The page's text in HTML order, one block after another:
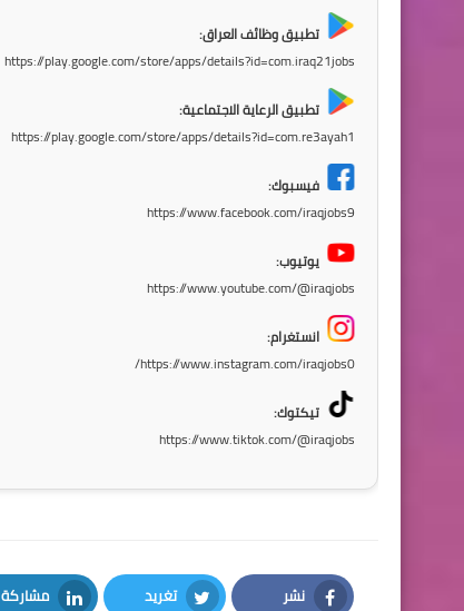
تطبيق وظائف العراق:
https://play.google.com/store/apps/details?id=com.iraq21jobs
تطبيق الرعاية الاجتماعية:
https://play.google.com/store/apps/details?id=com.re3ayah1
فيسبوك:
https://www.facebook.com/iraqjobs9
يوتيوب:
https://www.youtube.com/@iraqjobs
انستغرام:
https://www.instagram.com/iraqjobs0/
تيكتوك:
https://www.tiktok.com/@iraqjobs
نشر تغريد مشاركة